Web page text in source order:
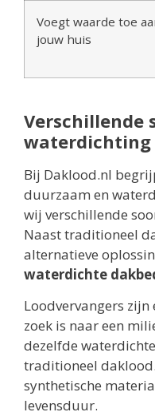
Voegt waarde toe
jouw huis
Verschillende
waterdichting
Bij Daklood.nl
duurzaam en
wij verschillende
Naast traditioneel
alternatieve
waterdichte
Loodvervangers zijn
zoek is naar een
dezelfde
traditioneel
synthetische
levensduur.